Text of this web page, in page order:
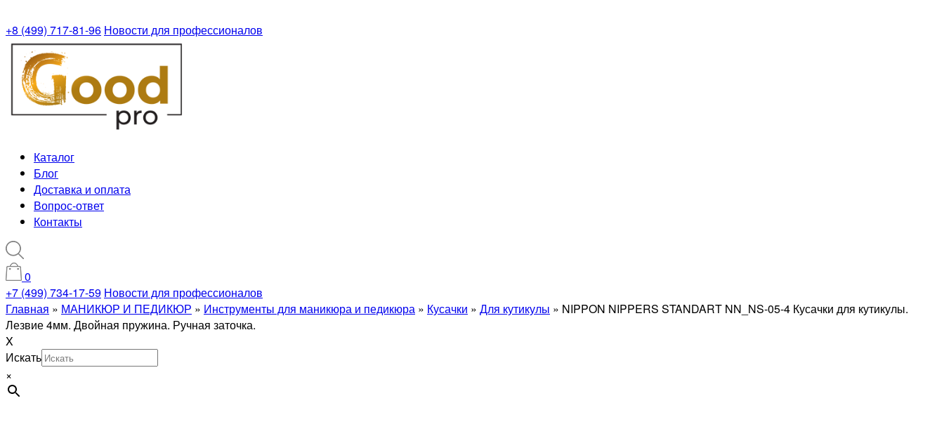
+8 (499) 717-81-96 Новости для профессионалов
Каталог
Блог
Доставка и оплата
Вопрос-ответ
Контакты
0
+7 (499) 734-17-59 Новости для профессионалов
Главная » МАНИКЮР И ПЕДИКЮР » Инструменты для маникюра и педикюра » Кусачки » Для кутикулы » NIPPON NIPPERS STANDART NN_NS-05-4 Кусачки для кутикулы.
Лезвие 4мм. Двойная пружина. Ручная заточка.
X
Искать
×